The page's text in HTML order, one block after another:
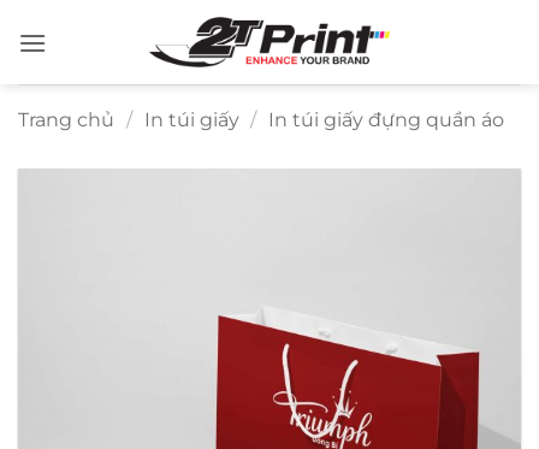
qua
Trang chủ / In túi giấy / In túi giấy đựng quần áo